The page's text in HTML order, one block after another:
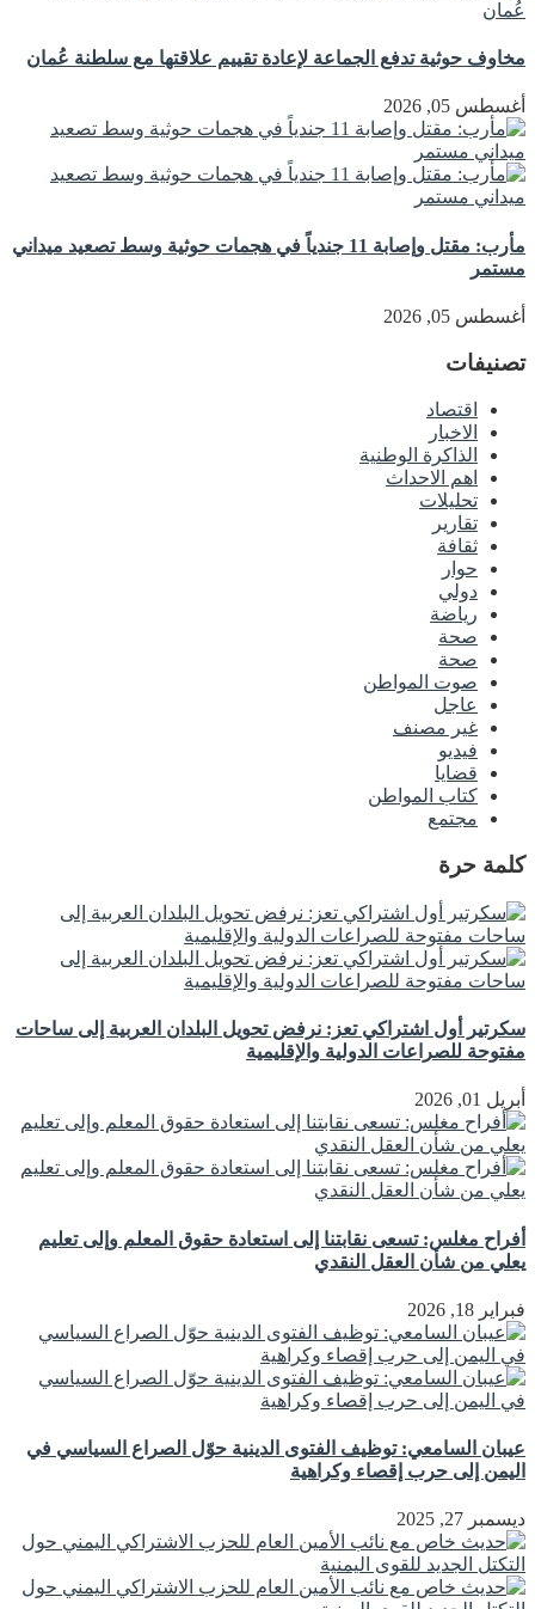
مخاوف حوثية تدفع الجماعة لإعادة تقييم علاقتها مع سلطنة عُمان
أغسطس 05, 2026
مأرب: مقتل وإصابة 11 جندياً في هجمات حوثية وسط تصعيد ميداني
مستمر
أغسطس 05, 2026
تصنيفات
اقتصاد
الاخبار
الذاكرة الوطنية
اهم الاحداث
تحليلات
تقارير
ثقافة
حوار
دولي
رياضة
صحة
صحة
صوت المواطن
عاجل
غير مصنف
فيديو
قضايا
كتاب المواطن
مجتمع
كلمة حرة
سكرتير أول اشتراكي تعز: نرفض تحويل البلدان العربية إلى ساحات
مفتوحة للصراعات الدولية والإقليمية
أبريل 01, 2026
أفراح مغلس: تسعى نقابتنا إلى استعادة حقوق المعلم وإلى تعليم
يعلي من شأن العقل النقدي
فبراير 18, 2026
عيبان السامعي: توظيف الفتوى الدينية حوّل الصراع السياسي في
اليمن إلى حرب إقصاء وكراهية
ديسمبر 27, 2025